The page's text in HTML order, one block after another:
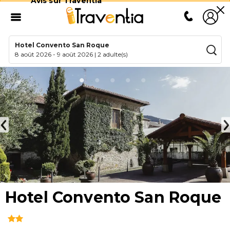
Hotel Convento San Roque
8 août 2026 -9 août 2026 |2 adulte(s)
Hotel Convento San Roque